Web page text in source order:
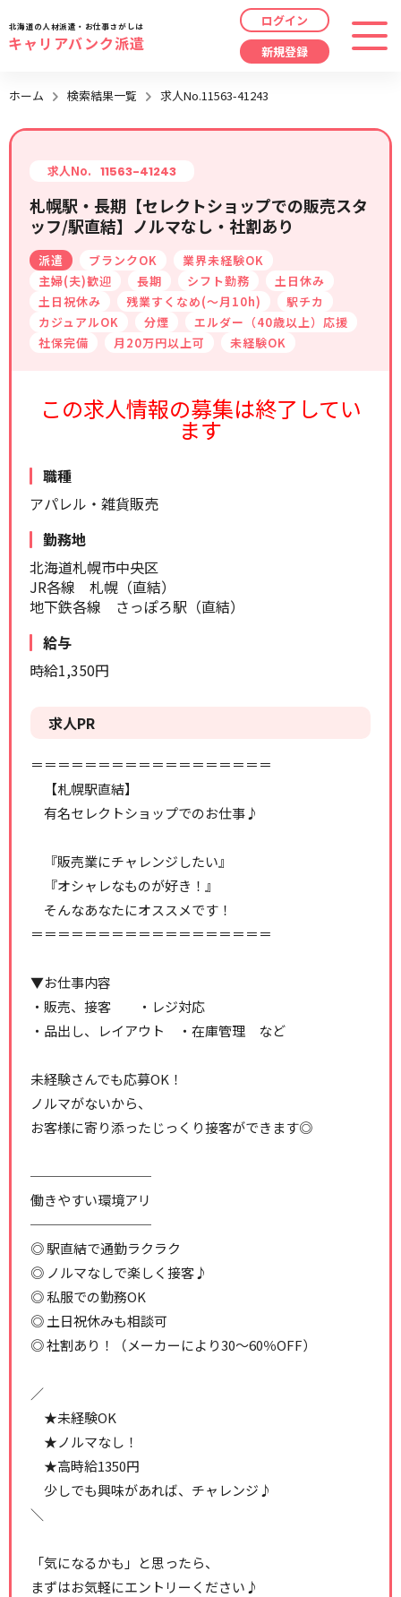
職種 指定なし
給与 時給/日給/月給から選択
こだわり 指定なし
キーワード 指定なし
リセット 検索する
最近見た求人
最近利用した検索条件
検索履歴はありません。
北海道の人材派遣・お仕事さがしは
キャリアバンク派遣
ログイン
新規登録
ホーム 検索結果一覧 求人No.11563-41243
求人No. 11563-41243
札幌駅・長期【セレクトショップでの販売スタ
ッフ/駅直結】ノルマなし・社割あり
派遣 ブランクOK
業界未経験OK
主婦(夫)歓迎
長期 シフト勤務
土日休み
土日祝休み
残業すくなめ(～月10h)
駅チカ
カジュアルOK
分煙
エルダー（40歳以上）応援
社保完備
月20万円以上可 未経験OK
この求人情報の募集は終了してい
ます
職種
アパレル・雑貨販売
勤務地
北海道札幌市中央区
JR各線 札幌（直結）
地下鉄各線 さっぽろ駅（直結）
給与
時給1,350円
求人PR
＝＝＝＝＝＝＝＝＝＝＝＝＝＝＝＝＝＝
【札幌駅直結】
有名セレクトショップでのお仕事♪
『販売業にチャレンジしたい』
『オシャレなものが好き！』
そんなあなたにオススメです！
＝＝＝＝＝＝＝＝＝＝＝＝＝＝＝＝＝＝
▼お仕事内容
・販売、接客 ・レジ対応
・品出し、レイアウト ・在庫管理 など
未経験さんでも応募OK！
ノルマがないから、
お客様に寄り添ったじっくり接客ができます◎
─────────
働きやすい環境アリ
─────────
◎ 駅直結で通勤ラクラク
◎ ノルマなしで楽しく接客♪
◎ 私服での勤務OK
◎ 土日祝休みも相談可
◎ 社割あり！（メーカーにより30～60％OFF）
／
★未経験OK
★ノルマなし！
★高時給1350円
少しでも興味があれば、チャレンジ♪
＼
「気になるかも」と思ったら、
まずはお気軽にエントリーください♪